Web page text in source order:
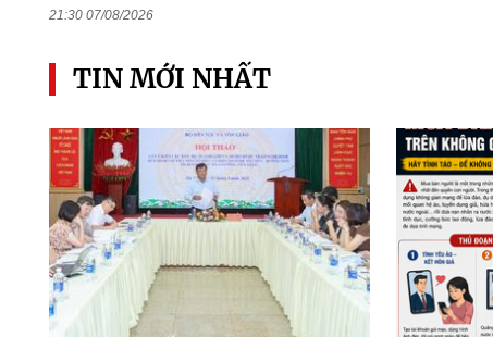
21:30 07/08/2026
TIN MỚI NHẤT